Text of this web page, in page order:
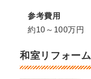
参考費用
約10～100万円
和室リフォーム